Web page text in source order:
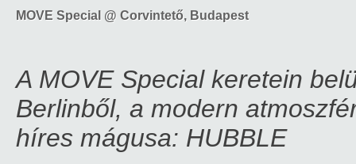
MOVE Special @ Corvintető, Budapest
A MOVE Special keretein
Berlinből, a modern
híres mágusa: HUBBLE